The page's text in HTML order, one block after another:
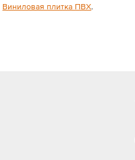
Виниловая плитка ПВХ.